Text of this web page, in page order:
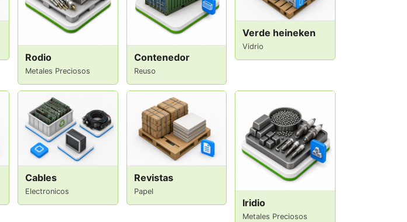
Rodio
Metales Preciosos
Contenedor
Reuso
Verde heineken
Vidrio
Cables
Electronicos
Revistas
Papel
Iridio
Metales Preciosos